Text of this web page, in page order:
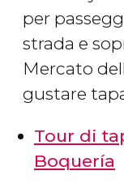
per
strada e
Mercato
gustare
Tour di
Boquería